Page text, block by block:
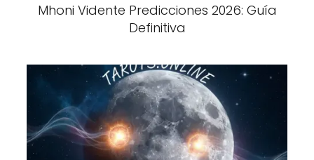
Mhoni Vidente Predicciones 2026: Guía
Definitiva